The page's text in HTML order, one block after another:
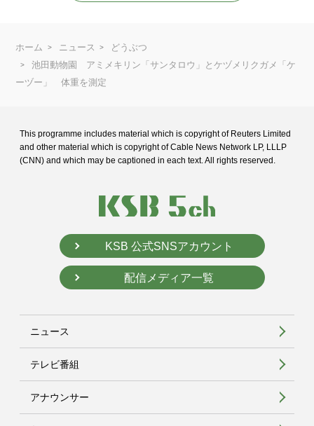
ホーム ニュース
どうぶつ
池田動物園 アミメキリン「サンタロウ」とケヅメリクガメ「ケ
ーヅー」 体重を測定
This programme includes material which is copyright of Reuters Limited
and other material which is copyright of Cable News Network LP, LLLP
(CNN) and which may be captioned in each text. All rights reserved.
KSB 公式SNSアカウント
配信メディア一覧
ニュース
テレビ番組
アナウンサー